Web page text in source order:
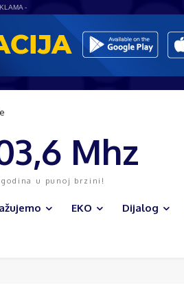
-
Mhz
godina u punoj brzini!
EKO Dijalog